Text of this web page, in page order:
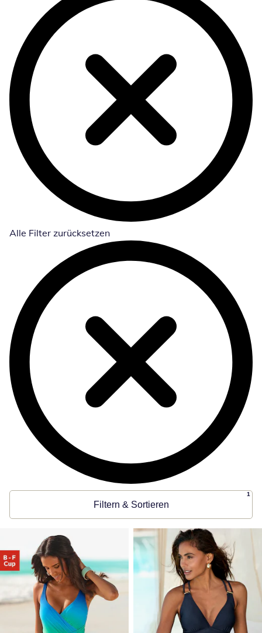
Alle Filter zurücksetzen
Filtern & Sortieren
1